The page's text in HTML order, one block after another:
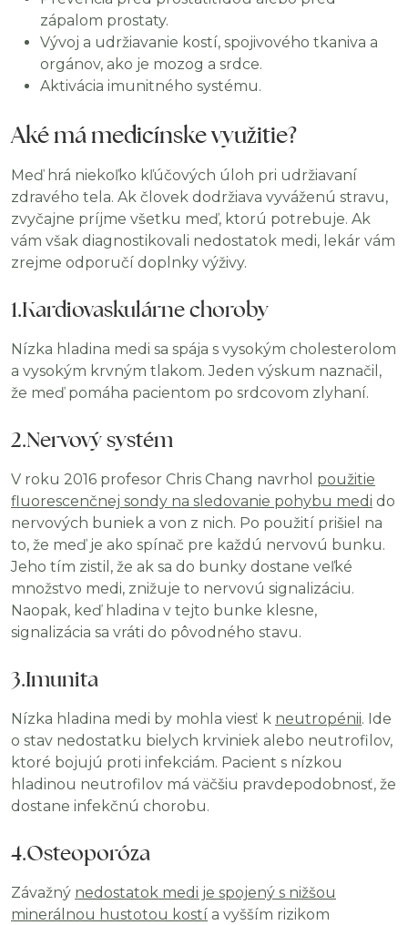
zápalom prostaty.
Vývoj a udržiavanie kostí, spojivového tkaniva a
orgánov, ako je mozog a srdce.
Aktivácia imunitného systému.
Aké má medicínske využitie?
Meď hrá niekoľko kľúčových úloh pri udržiavaní
zdravého tela. Ak človek dodržiava vyváženú stravu,
zvyčajne príjme všetku meď, ktorú potrebuje. Ak
vám však diagnostikovali nedostatok medi, lekár vám
zrejme odporučí doplnky výživy.
1.Kardiovaskulárne choroby
Nízka hladina medi sa spája s vysokým cholesterolom
a vysokým krvným tlakom. Jeden výskum naznačil,
že meď pomáha pacientom po srdcovom zlyhaní.
2.Nervový systém
V roku 2016 profesor Chris Chang navrhol použitie
fluorescenčnej sondy na sledovanie pohybu medi do
nervových buniek a von z nich. Po použití prišiel na
to, že meď je ako spínač pre každú nervovú bunku.
Jeho tím zistil, že ak sa do bunky dostane veľké
množstvo medi, znižuje to nervovú signalizáciu.
Naopak, keď hladina v tejto bunke klesne,
signalizácia sa vráti do pôvodného stavu.
3.Imunita
Nízka hladina medi by mohla viesť k neutropénii. Ide
o stav nedostatku bielych krviniek alebo neutrofilov,
ktoré bojujú proti infekciám. Pacient s nízkou
hladinou neutrofilov má väčšiu pravdepodobnosť, že
dostane infekčnú chorobu.
4.Osteoporóza
Závažný nedostatok medi je spojený s nižšou
minerálnou hustotou kostí a vyšším rizikom